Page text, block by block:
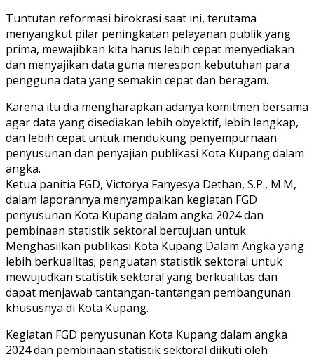
Tuntutan reformasi birokrasi saat ini, terutama
menyangkut pilar peningkatan pelayanan publik yang
prima, mewajibkan kita harus lebih cepat menyediakan
dan menyajikan data guna merespon kebutuhan para
pengguna data yang semakin cepat dan beragam.
Karena itu dia mengharapkan adanya komitmen bersama
agar data yang disediakan lebih obyektif, lebih lengkap,
dan lebih cepat untuk mendukung penyempurnaan
penyusunan dan penyajian publikasi Kota Kupang dalam
angka.
Ketua panitia FGD, Victorya Fanyesya Dethan, S.P., M.M,
dalam laporannya menyampaikan kegiatan FGD
penyusunan Kota Kupang dalam angka 2024 dan
pembinaan statistik sektoral bertujuan untuk
Menghasilkan publikasi Kota Kupang Dalam Angka yang
lebih berkualitas; penguatan statistik sektoral untuk
mewujudkan statistik sektoral yang berkualitas dan
dapat menjawab tantangan-tantangan pembangunan
khususnya di Kota Kupang.
Kegiatan FGD penyusunan Kota Kupang dalam angka
2024 dan pembinaan statistik sektoral diikuti oleh